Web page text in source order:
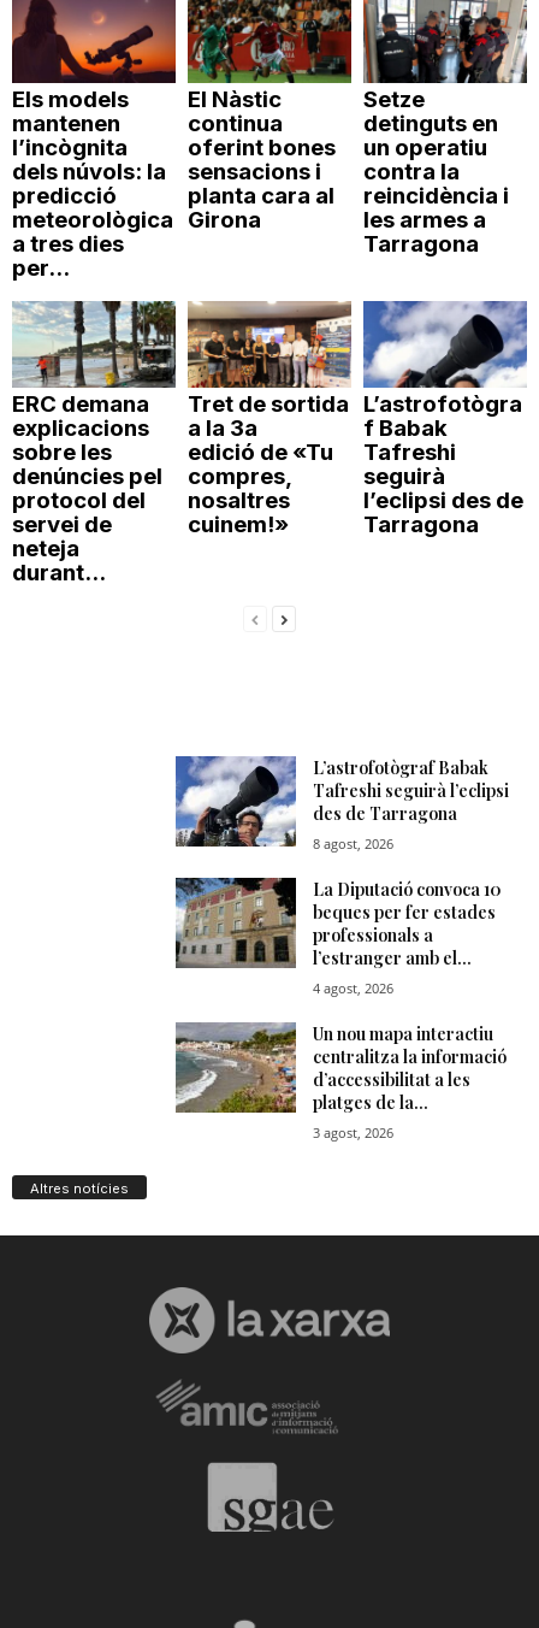
Els models
mantenen
l’incògnita
dels núvols: la
predicció
meteorològica
a tres dies
per...
El Nàstic
continua
oferint bones
sensacions i
planta cara al
Girona
Setze
detinguts en
un operatiu
contra la
reincidència i
les armes a
Tarragona
ERC demana
explicacions
sobre les
denúncies pel
protocol del
servei de
neteja
durant...
Tret de sortida
a la 3a
edició de «Tu
compres,
nosaltres
cuinem!»
L’astrofotògra
f Babak
Tafreshi
seguirà
l’eclipsi des de
Tarragona
Altres notícies